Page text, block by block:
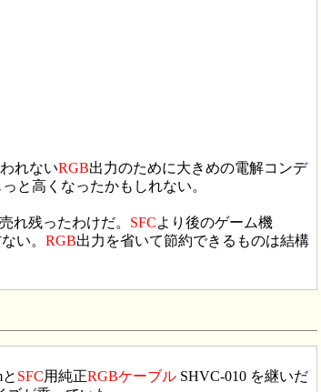
れないRGB出力のために大きめの電解コンデ
と高くなったかもしれない。
れ残ったわけだ。 SFCより後のゲーム機
い。 RGB出力を省いて節約できるものは結構
SFC用純正RGBケーブル SHVC-010 を継いだ